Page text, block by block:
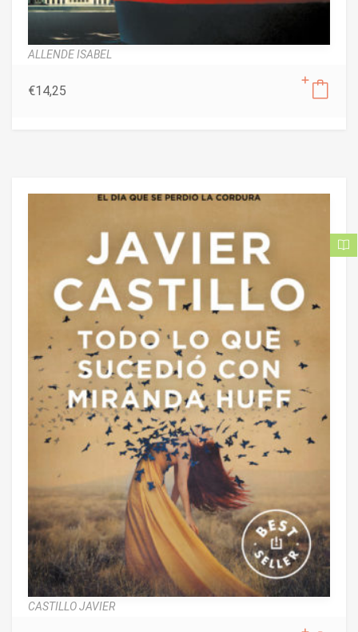
ALLENDE ISABEL
€14,25
CASTILLO JAVIER